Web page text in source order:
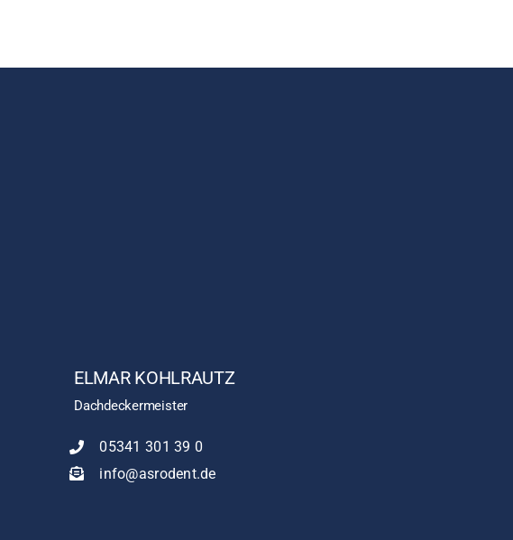
ELMAR KOHLRAUTZ
Dachdeckermeister
05341 301 39 0
info@asrodent.de